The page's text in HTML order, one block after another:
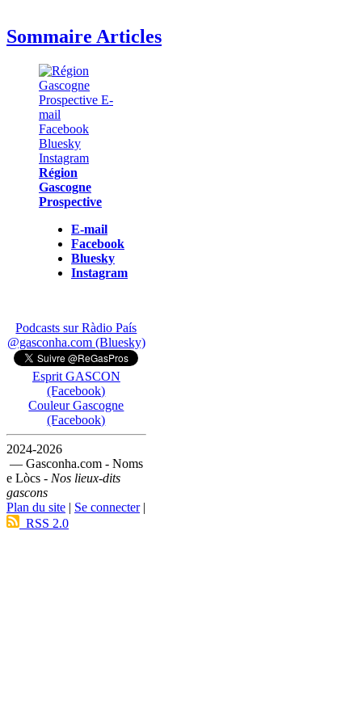
Sommaire Articles
Région
Gascogne
Prospective
E-mail
Facebook
Bluesky
Instagram
Podcasts sur Ràdio País
@gasconha.com (Bluesky)
Esprit GASCON
(Facebook)
Couleur Gascogne
(Facebook)
2024-2026
— Gasconha.com - Noms
e Lòcs - Nos lieux-dits
gascons
Plan du site | Se connecter|
RSS 2.0